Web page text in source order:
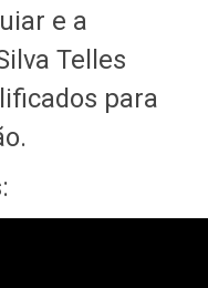
e a
Telles
para